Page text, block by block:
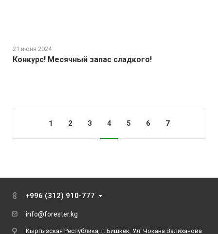
Конкурс! Месячный запас сладкого!
21 июня 2024
1 2 3 4 5 6 7
+996 (312) 910-777
info@forester.kg
Кыргызская Республика, г. Бишкек, Ул. Чокана Валиханова